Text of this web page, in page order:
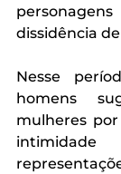
dissidência
Nesse
homens
mulheres